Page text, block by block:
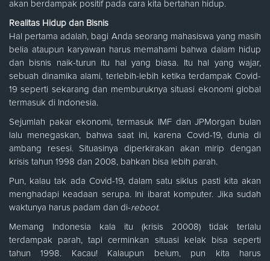
akan berdampak positif pada cara kita bertahan hidup.
Realitas Hidup dan Bisnis
Hal pertama adalah, bagi Anda seorang mahasiswa yang masih
belia ataupun karyawan harus memahami bahwa dalam hidup
dan bisnis naik-turun itu hal yang biasa. Itu hal yang wajar,
sebuah dinamika alami, terlebih-lebih ketika terdampak Covid-
19 seperti sekarang dan memburuknya situasi ekonomi global
termasuk di Indonesia.
Sejumlah pakar ekonomi, termasuk IMF dan JPMorgan bulan
lalu menegaskan, bahwa saat ini, karena Covid-19, dunia di
ambang resesi. Situasinya diperkirakan akan mirip dengan
krisis tahun 1998 dan 2008, bahkan bisa lebih parah.
Pun, kalau tak ada Covid-19, dalam satu siklus pasti kita akan
menghadapi keadaan serupa. Ini ibarat komputer. Jika sudah
waktunya harus padam dan di-reboot.
Memang Indonesia kala itu (krisis 20008) tidak terlalu
terdampak parah, tapi cerminkan situasi kelak bisa seperti
tahun 1998. Kacau! Kalaupun belum, pun kita harus